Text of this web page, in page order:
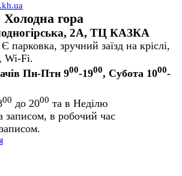
гора
2А, ТЦ КАЗКА
Є парковка, зручний заїзд на кріслі,
Wi-Fi.
Пн-Птн 900-1900, Субота 1000-
00 до 2000 та в Неділю
записом, в робочий час